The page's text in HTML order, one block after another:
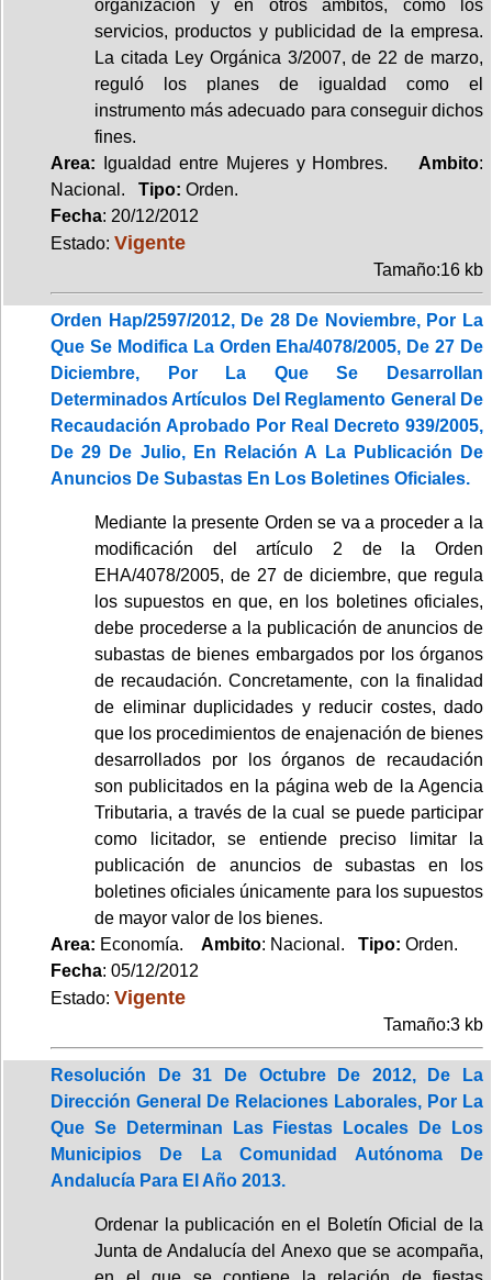
organización y en otros ámbitos, como los
servicios, productos y publicidad de la empresa.
La citada Ley Orgánica 3/2007, de 22 de marzo,
reguló los planes de igualdad como el
instrumento más adecuado para conseguir dichos
fines.
Area: Igualdad entre Mujeres y Hombres. Ambito:
Nacional. Tipo: Orden.
Fecha: 20/12/2012
Estado: Vigente
Tamaño:16 kb
Orden Hap/2597/2012, De 28 De Noviembre, Por La
Que Se Modifica La Orden Eha/4078/2005, De 27 De
Diciembre, Por La Que Se Desarrollan
Determinados Artículos Del Reglamento General De
Recaudación Aprobado Por Real Decreto 939/2005,
De 29 De Julio, En Relación A La Publicación De
Anuncios De Subastas En Los Boletines Oficiales.
Mediante la presente Orden se va a proceder a la
modificación del artículo 2 de la Orden
EHA/4078/2005, de 27 de diciembre, que regula
los supuestos en que, en los boletines oficiales,
debe procederse a la publicación de anuncios de
subastas de bienes embargados por los órganos
de recaudación. Concretamente, con la finalidad
de eliminar duplicidades y reducir costes, dado
que los procedimientos de enajenación de bienes
desarrollados por los órganos de recaudación
son publicitados en la página web de la Agencia
Tributaria, a través de la cual se puede participar
como licitador, se entiende preciso limitar la
publicación de anuncios de subastas en los
boletines oficiales únicamente para los supuestos
de mayor valor de los bienes.
Area: Economía. Ambito: Nacional. Tipo: Orden.
Fecha: 05/12/2012
Estado: Vigente
Tamaño:3 kb
Resolución De 31 De Octubre De 2012, De La
Dirección General De Relaciones Laborales, Por La
Que Se Determinan Las Fiestas Locales De Los
Municipios De La Comunidad Autónoma De
Andalucía Para El Año 2013.
Ordenar la publicación en el Boletín Oficial de la
Junta de Andalucía del Anexo que se acompaña,